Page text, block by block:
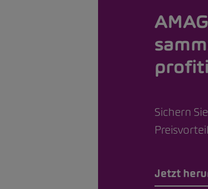
Sichern
Jetzt